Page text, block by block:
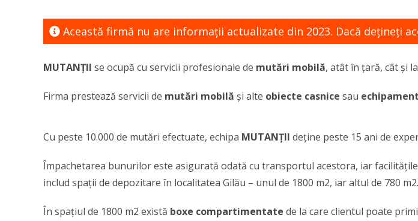
Această firmă nu are informaţii actualizate din 2023. Dacă dețineți
MUTANȚII se ocupă cu servicii profesionale de mutări mobilă, atât în țară, cât și
Firma prestează servicii de mutări mobilă și alte obiecte casnice sau
Cu peste 10.000 de mutări efectuate, echipa MUTANȚII deține peste 15 ani de
Împachetarea bunurilor este asigurată odată cu transportul acestora, iar
includ spații de depozitare în localitatea Gilău – unul de 1800 m2, iar altul de 780 m2.
În spațiul de 1800 m2 există boxe compartimentate de la care clientul poate